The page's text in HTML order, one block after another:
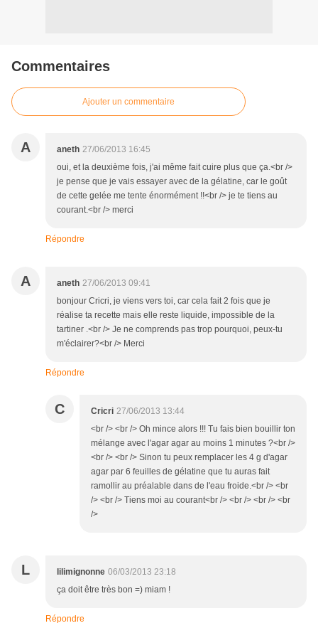
Commentaires
Ajouter un commentaire
A aneth 27/06/2013 16:45
oui, et la deuxième fois, j'ai même fait cuire plus que ça.<br />
je pense que je vais essayer avec de la gélatine, car le goût
de cette gelée me tente énormément !!<br /> je te tiens au
courant.<br /> merci
Répondre
A aneth 27/06/2013 09:41
bonjour Cricri, je viens vers toi, car cela fait 2 fois que je
réalise ta recette mais elle reste liquide, impossible de la
tartiner .<br /> Je ne comprends pas trop pourquoi, peux-tu
m'éclairer?<br /> Merci
Répondre
C Cricri 27/06/2013 13:44
<br /> <br /> Oh mince alors !!! Tu fais bien bouillir ton
mélange avec l'agar agar au moins 1 minutes ?<br />
<br /> <br /> Sinon tu peux remplacer les 4 g d'agar
agar par 6 feuilles de gélatine que tu auras fait
ramollir au préalable dans de l'eau froide.<br /> <br
/> <br /> Tiens moi au courant<br /> <br /> <br /> <br
/>
L lilimignonne 06/03/2013 23:18
ça doit être très bon =) miam !
Répondre